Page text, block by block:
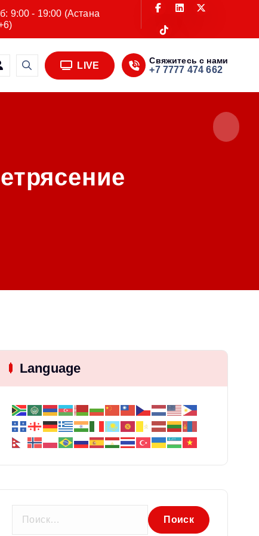
9:00 - 19:00 (Астана
LIVE Свяжитесь с нами
+7 7777 474 662
Language